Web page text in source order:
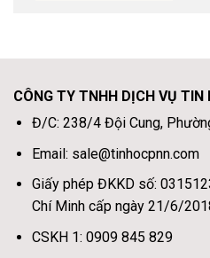
CÔNG TY TNHH DỊCH VỤ TIN
Đ/C: 238/4 Đội Cung,
Email: sale@tinhocpnn.com
Giấy phép ĐKKD số:
Chí Minh cấp ngày 21/6/
CSKH 1: 0909 845 829